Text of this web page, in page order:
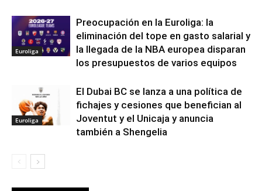
Euroliga
Preocupación en la Euroliga: la
eliminación del tope en gasto salarial y
la llegada de la NBA europea disparan
los presupuestos de varios equipos
Euroliga
El Dubai BC se lanza a una política de
fichajes y cesiones que benefician al
Joventut y el Unicaja y anuncia
también a Shengelia